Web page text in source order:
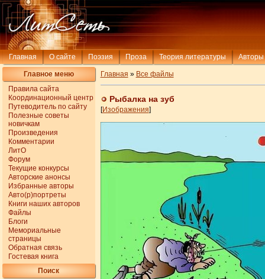
Главная О сайте Поэзия Проза Теория литературы Авторы
Главное меню
Правила сайта
Координационный центр
Путеводитель по сайту
Полезные советы
новичкам
Произведения
Комментарии
ЛитО
Форум
Текущие конкурсы
Авторские анонсы
Избранные авторы
Авто(р)портреты
Книги наших авторов
Файлы
Блоги
Мемориальные
страницы
Обратная связь
Гостевая книга
Поиск
Главная » Все файлы
Рыбалка на зуб
[Изображения]